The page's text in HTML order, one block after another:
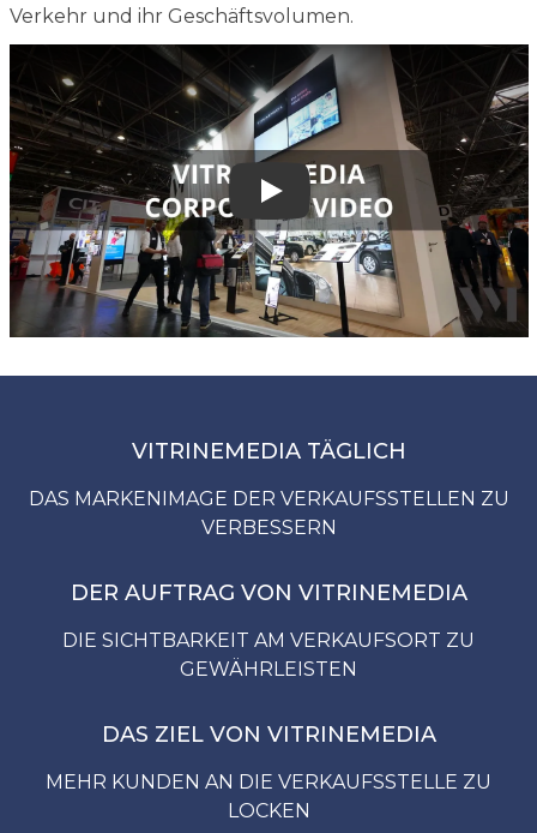
Verkehr und ihr Geschäftsvolumen.
Play
VITRINEMEDIA TÄGLICH
DAS MARKENIMAGE DER VERKAUFSSTELLEN ZU
VERBESSERN
DER AUFTRAG VON VITRINEMEDIA
DIE SICHTBARKEIT AM VERKAUFSORT ZU
GEWÄHRLEISTEN
DAS ZIEL VON VITRINEMEDIA
MEHR KUNDEN AN DIE VERKAUFSSTELLE ZU
LOCKEN